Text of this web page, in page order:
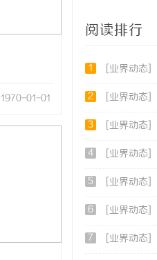
1970-01-01
阅读排行
1 [业界动态]
2 [业界动态]
3 [业界动态]
4 [业界动态]
5 [业界动态]
6 [业界动态]
7 [业界动态]